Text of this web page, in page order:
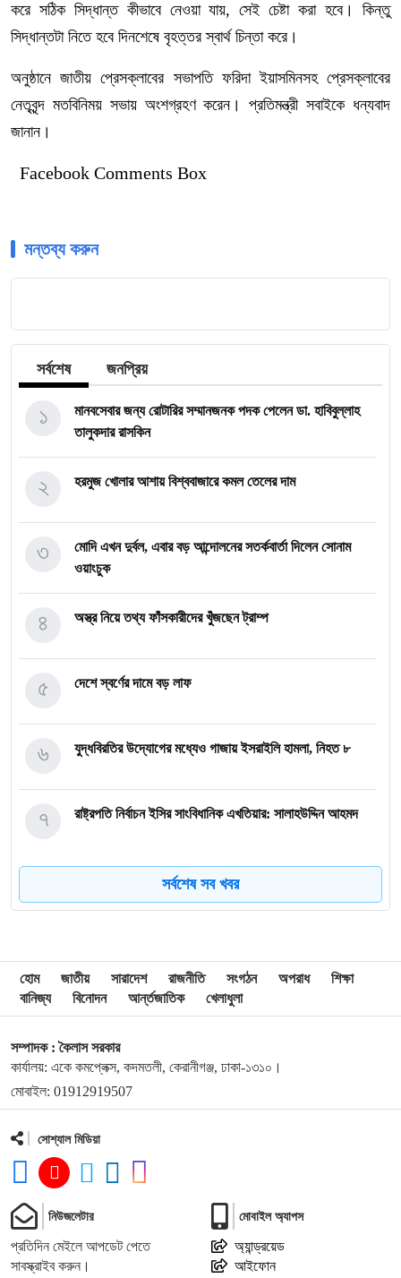
করে সঠিক সিদ্ধান্ত কীভাবে নেওয়া যায়, সেই চেষ্টা করা হবে। কিন্তু
সিদ্ধান্তটা নিতে হবে দিনশেষে বৃহত্তর স্বার্থ চিন্তা করে।
অনুষ্ঠানে জাতীয় প্রেসক্লাবের সভাপতি ফরিদা ইয়াসমিনসহ প্রেসক্লাবের
নেতৃবৃন্দ মতবিনিময় সভায় অংশগ্রহণ করেন। প্রতিমন্ত্রী সবাইকে ধন্যবাদ
জানান।
Facebook Comments Box
মন্তব্য করুন
সর্বশেষ জনপ্রিয়
মানবসেবার জন্য রোটারির সম্মানজনক পদক পেলেন ডা. হাবিবুল্লাহ
তালুকদার রাসকিন
১
হরমুজ খোলার আশায় বিশ্ববাজারে কমল তেলের দাম
২
মোদি এখন দুর্বল, এবার বড় আন্দোলনের সতর্কবার্তা দিলেন সোনাম
ওয়াংচুক
৩
অস্ত্র নিয়ে তথ্য ফাঁসকারীদের খুঁজছেন ট্রাম্প
৪
দেশে স্বর্ণের দামে বড় লাফ
৫
যুদ্ধবিরতির উদ্যোগের মধ্যেও গাজায় ইসরাইলি হামলা, নিহত ৮
৬
রাষ্ট্রপতি নির্বাচন ইসির সাংবিধানিক এখতিয়ার: সালাহউদ্দিন আহমদ
৭
‘জুলাইয়ের লেন্স’ প্রদর্শনীতে ফুটে উঠেছে গণঅভ্যুত্থানের ভয়াবহতা
শেখ হাসিনাকে পরওয়ার
দুপুরের মধ্যে যেসব জেলায় ৬০ কিমি বেগে ঝড়ের শঙ্কা
১০
ইরানে হামলার পরিকল্পনা বাতিল করলেন ট্রাম্প
১১
ইয়ামাল ইতিহাস গড়বে, তবে এবার নয়: মেসি
১২
দাবানলের ধোঁয়ায় ঢেকেছে নিউজার্সির আকাশ, বিশ্বকাপের ফাইনাল
১৩
সর্বশেষ সব খবর
হোম জাতীয় সারাদেশ রাজনীতি সংগঠন অপরাধ
শিক্ষা
বানিজ্য
বিনোদন আর্ন্তজাতিক খেলাধুলা
সম্পাদক : কৈলাস সরকার
কার্যালয়: একে কমপ্লেক্স, কদমতলী, কেরানীগঞ্জ, ঢাকা-১৩১০।
মোবাইল: 01912919507
সোশ্যাল মিডিয়া
নিউজলেটার
প্রতিদিন মেইলে আপডেট পেতে
সাবস্ক্রাইব করুন।
মোবাইল অ্যাপস
অ্যান্ড্রয়েড
আইফোন